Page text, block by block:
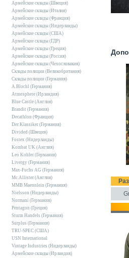
Армейские склады (Швеция)
Армейские склады (Италия)
Армейские склады (Франция)
Армейские склады (Нидерланды)
Армейские склады (США)
Армейские склады (ГДР)
Армейские склады (Греция)
Армейские склады (Россия)
Армейские склады (Чехословакия)
Склады полиции (Великобритания)
Склады полиции (Германия)
A.Blochl (Германия)
Atmosphere (Ирландия)
Blue Castle (Англия)
Brandit (Германия)
Decathlon (Франция)
Der Klassiker (Германия)
Divided (Швеция)
Fostex (Нидерланды)
Kombat UK (Англия)
Leo Kohler (Германия)
Livergy (Германия)
Max-Fuchs AG (Германия)
Mc.Allister (Англия)
MMB Maennlein (Германия)
Nielsson (Нидерланды)
Normani (Германия)
Pentagon (Греция)
Sturm Handels (Германия)
Surplus (Германия)
TRU-SPEC (США)
USN International
Vintage Industries (Нидерланды)
Армейские склады (Ирландия)